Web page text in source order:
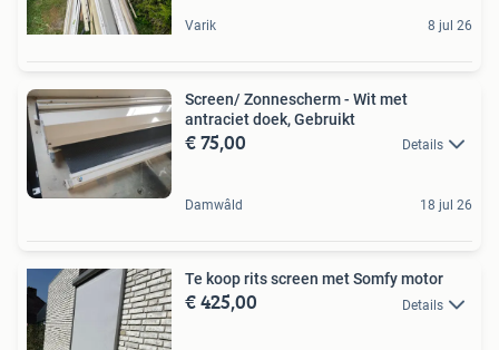
Varik 8 jul 26
Screen/ Zonnescherm - Wit met
antraciet doek, Gebruikt
€ 75,00 Details
Damwâld 18 jul 26
Te koop rits screen met Somfy motor
€ 425,00 Details